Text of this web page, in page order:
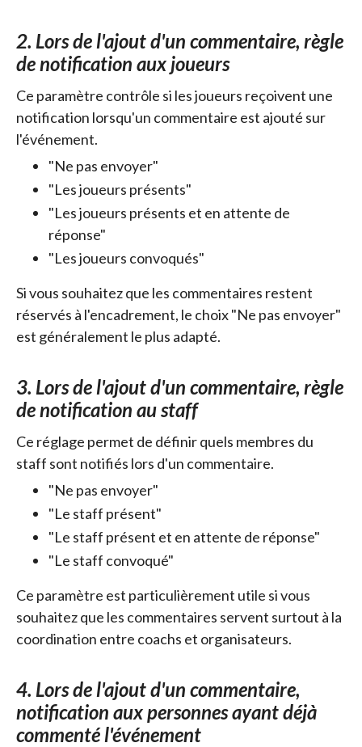
2. Lors de l'ajout d'un commentaire, règle
de notification aux joueurs
Ce paramètre contrôle si les joueurs reçoivent une
notification lorsqu'un commentaire est ajouté sur
l'événement.
"Ne pas envoyer"
"Les joueurs présents"
"Les joueurs présents et en attente de
réponse"
"Les joueurs convoqués"
Si vous souhaitez que les commentaires restent
réservés à l'encadrement, le choix "Ne pas envoyer"
est généralement le plus adapté.
3. Lors de l'ajout d'un commentaire, règle
de notification au staff
Ce réglage permet de définir quels membres du
staff sont notifiés lors d'un commentaire.
"Ne pas envoyer"
"Le staff présent"
"Le staff présent et en attente de réponse"
"Le staff convoqué"
Ce paramètre est particulièrement utile si vous
souhaitez que les commentaires servent surtout à la
coordination entre coachs et organisateurs.
4. Lors de l'ajout d'un commentaire,
notification aux personnes ayant déjà
commenté l'événement